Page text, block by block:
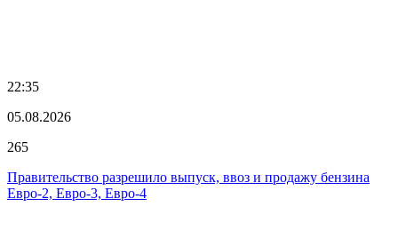
22:35
05.08.2026
265
Правительство разрешило выпуск, ввоз и продажу бензина
Евро-2, Евро-3, Евро-4